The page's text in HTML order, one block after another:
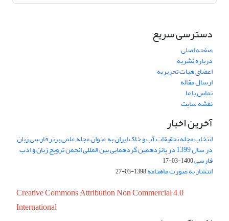
دسترسی سریع
صفحه اصلی
درباره نشریه
اعضای هیات تحریریه
ارسال مقاله
تماس با ما
نقشه سایت
آخرین اخبار
انتخاب مجله تحقیقات آب و خاک ایران به عنوان مجله علمی برتر فارسی زبان
در سال 1399 در پانزدهمین گردهمایی بین المللی انجمن ترویج زبان و ادب
فارسی1400-03-17
انتشار به صورت ماهنامه1398-03-27
Creative Commons Attribution Non Commercial 4.0
International